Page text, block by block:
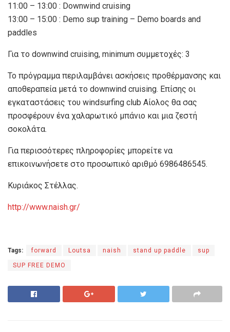
11:00 – 13:00 : Downwind cruising
13:00 – 15:00 : Demo sup training – Demo boards and
paddles
Για το downwind cruising, minimum συμμετοχές: 3
Το πρόγραμμα περιλαμβάνει ασκήσεις προθέρμανσης και
αποθεραπεία μετά το downwind cruising. Επίσης οι
εγκαταστάσεις του windsurfing club Αίολος θα σας
προσφέρουν ένα χαλαρωτικό μπάνιο και μια ζεστή
σοκολάτα.
Για περισσότερες πληροφορίες μπορείτε να
επικοινωνήσετε στο προσωπικό αριθμό 6986486545.
Κυριάκος Στέλλας.
http://www.naish.gr/
Tags: forward Loutsa naish stand up paddle sup
SUP FREE DEMO